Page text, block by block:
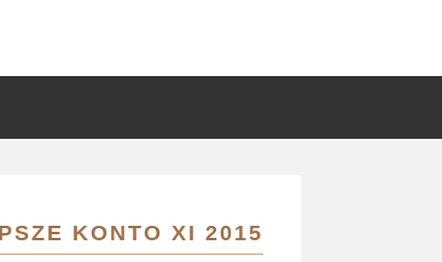
KONTO XI 2015